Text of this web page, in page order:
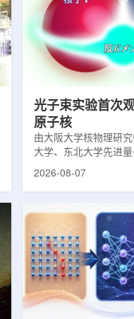
光子束实验首次
原子核
由大阪大学核物理研
大学、东北大学先进
台湾中央研究院和加
LEPS2/Solenoid合作
束实验观测到含有反K
一成果为确认反K介子
了新的实验证据，也
质和中性子星内部结
索。研究团队在日本
射设施SP...
2026-08-07